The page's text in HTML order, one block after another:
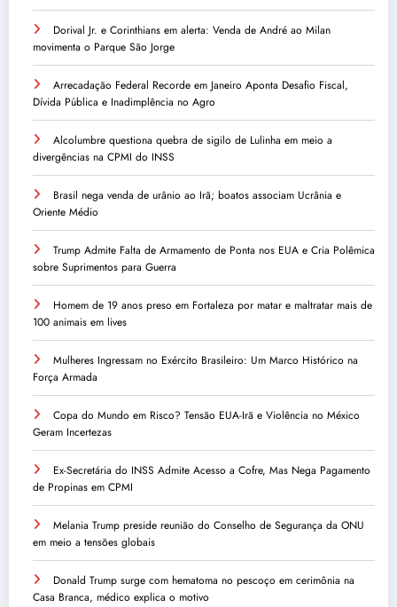
Dorival Jr. e Corinthians em alerta: Venda de André ao Milan
movimenta o Parque São Jorge
Arrecadação Federal Recorde em Janeiro Aponta Desafio Fiscal,
Dívida Pública e Inadimplência no Agro
Alcolumbre questiona quebra de sigilo de Lulinha em meio a
divergências na CPMI do INSS
Brasil nega venda de urânio ao Irã; boatos associam Ucrânia e
Oriente Médio
Trump Admite Falta de Armamento de Ponta nos EUA e Cria Polêmica
sobre Suprimentos para Guerra
Homem de 19 anos preso em Fortaleza por matar e maltratar mais de
100 animais em lives
Mulheres Ingressam no Exército Brasileiro: Um Marco Histórico na
Força Armada
Copa do Mundo em Risco? Tensão EUA-Irã e Violência no México
Geram Incertezas
Ex-Secretária do INSS Admite Acesso a Cofre, Mas Nega Pagamento
de Propinas em CPMI
Melania Trump preside reunião do Conselho de Segurança da ONU
em meio a tensões globais
Donald Trump surge com hematoma no pescoço em cerimônia na
Casa Branca, médico explica o motivo